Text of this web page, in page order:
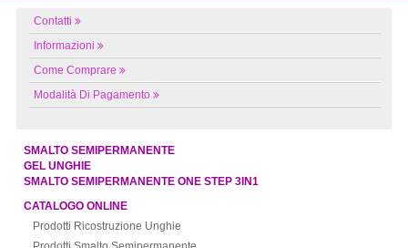
Contatti
Informazioni
Come Comprare
Modalità Di Pagamento
SMALTO SEMIPERMANENTE
GEL UNGHIE
SMALTO SEMIPERMANENTE ONE STEP 3IN1
CATALOGO ONLINE
Prodotti Ricostruzione Unghie